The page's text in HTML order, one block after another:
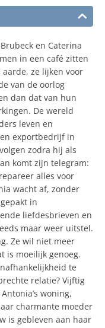
en Caterina
in een café zitten
ze lijken voor
van de oorlog
dan dat van hun
De wereld
leven en
exportbedrijf in
zodra hij als
komt zijn telegram:
alles voor
wacht af, zonder
in
liefdesbrieven en
maar weer uitstel.
Ze wil niet meer
is moeilijk genoeg.
te
relatie? Vijftig
woning,
charmante moeder
is gebleven aan haar